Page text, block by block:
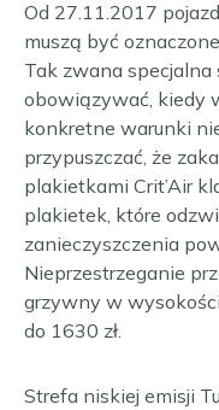
Od 27.11.2017
muszą być
Tak zwana
obowiązywać, kiedy
konkretne warunki
przypuszczać, że
plakietkami Crit’Air
plakietek, które
zanieczyszczenia
Nieprzestrzeganie
grzywny w
do 1630 zł.
Strefa niskiej emisji